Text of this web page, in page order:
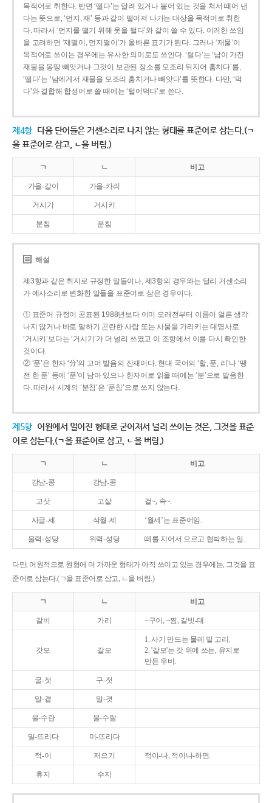
목적어로 취한다. 반면 ‘떨다’는 달려 있거나 붙어 있는 것을 쳐서 떼어 낸
다는 뜻으로, ‘먼지, 재’ 등과 같이 떨어져 나가는 대상을 목적어로 취한
다. 따라서 ‘먼지를 떨기 위해 옷을 털다’와 같이 쓸 수 있다. 이러한 쓰임
을 고려하면 ‘재떨이, 먼지떨이’가 올바른 표기가 된다. 그러나 ‘재물’이
목적어로 쓰이는 경우에는 유사한 의미로도 쓰인다. ‘털다’는 ‘남이 가진
재물을 몽땅 빼앗거나 그것이 보관된 장소를 모조리 뒤지어 훔치다’를,
‘떨다’는 ‘남에게서 재물을 모조리 훔치거나 빼앗다’를 뜻한다. 다만, ‘먹
다’와 결합해 합성어로 쓸 때에는 ‘털어먹다’로 쓴다.
제4항 다음 단어들은 거센소리로 나지 않는 형태를 표준어로 삼는다.(ㄱ
을 표준어로 삼고, ㄴ을 버림.)
ㄱ ㄴ 비고
가을-갈이 가을-카리
거시기 거시키
분침 푼침
해설
제3항과 같은 취지로 규정한 말들이나, 제3항의 경우와는 달리 거센소리
가 예사소리로 변화한 말들을 표준어로 삼은 경우이다.
① 표준어 규정이 공표된 1988년보다 이미 오래전부터 이름이 얼른 생각
나지 않거나 바로 말하기 곤란한 사람 또는 사물을 가리키는 대명사로
‘거시키’보다는 ‘거시기’가 더 널리 쓰였고 이 조항에서 이를 다시 확인한
것이다.
② ‘푼’은 한자 ‘分’의 고어 발음의 잔재이다. 현대 국어의 ‘할, 푼, 리’나 ‘땡
전 한 푼’ 등에 ‘푼’이 남아 있으나 한자어로 읽을 때에는 ‘분’으로 발음한
다. 따라서 시계의 ‘분침’은 ‘푼침’으로 쓰지 않는다.
제5항 어원에서 멀어진 형태로 굳어져서 널리 쓰이는 것은, 그것을 표준
어로 삼는다.(ㄱ을 표준어로 삼고, ㄴ을 버림.)
ㄱ ㄴ 비고
강낭-콩 강남-콩
고삿 고샅 겉~, 속~.
사글-세 삭월-세 ‘월세’는 표준어임.
울력-성당 위력-성당 떼를 지어서 으르고 협박하는 일.
다만, 어원적으로 원형에 더 가까운 형태가 아직 쓰이고 있는 경우에는, 그것을 표
준어로 삼는다.(ㄱ을 표준어로 삼고, ㄴ을 버림.)
ㄱ ㄴ 비고
갈비 가리 ~구이, ~찜, 갈빗-대.
갓모 갈모
1. 사기 만드는 물레 밑 고리.
2. '갈모'는 갓 위에 쓰는, 유지로
만든 우비.
굴-젓 구-젓
말-곁 말-겻
물-수란 물-수랄
밀-뜨리다 미-뜨리다
적-이 저으기 적이-나, 적이나-하면.
휴지 수지